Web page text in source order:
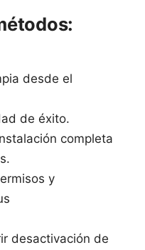
desde el
de éxito.
completa
y
desactivación de